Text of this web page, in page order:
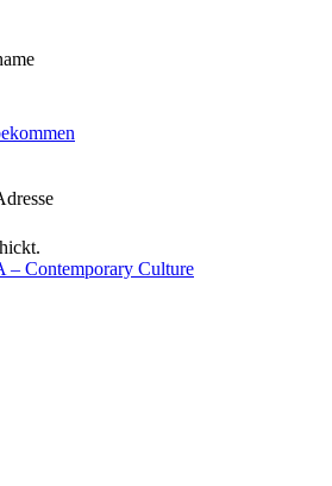
Contemporary Culture